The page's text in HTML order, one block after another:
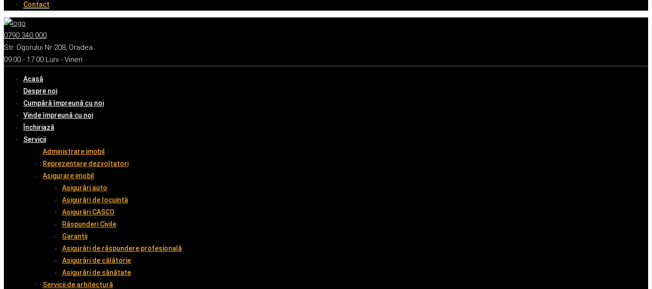
Contact
0790 340 000
Str. Ogorului Nr 208, Oradea
09:00 - 17:00 Luni - Vineri
Acasă
Despre noi
Cumpără împreună cu noi
Vinde împreună cu noi
Închiriază
Servicii
Administrare imobil
Reprezentare dezvoltatori
Asigurare imobil
Asigurări auto
Asigurări de locuință
Asigurări CASCO
Răspunderi Civile
Garanții
Asigurări de răspundere profesională
Asigurări de călătorie
Asigurări de sănătate
Servicii de arhitectură